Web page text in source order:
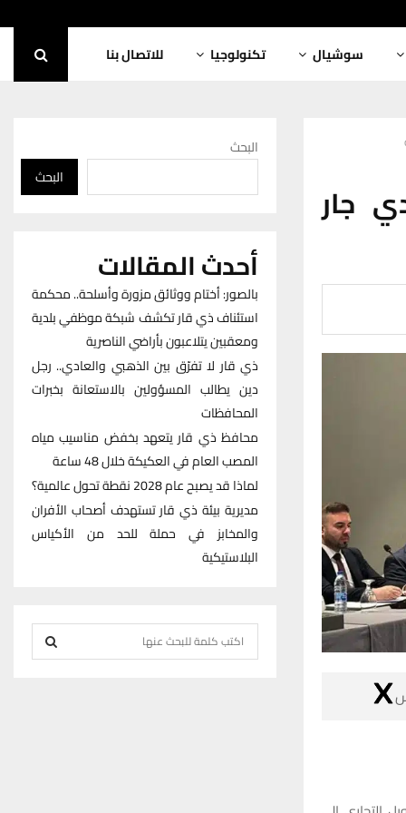
سوشيال تكنولوجيا للاتصال بنا
جار
البحث
البحث
أحدث المقالات
بالصور: أختام ووثائق مزورة وأسلحة.. محكمة
استئناف ذي قار تكشف شبكة موظفي بلدية
ومعقبين يتلاعبون بأراضي الناصرية
ذي قار لا تفرّق بين الذهبي والعادي.. رجل
دين يطالب المسؤولين بالاستعانة بخبرات
المحافظات
محافظ ذي قار يتعهد بخفض مناسيب مياه
المصب العام في العكيكة خلال 48 ساعة
لماذا قد يصبح عام 2028 نقطة تحول عالمية؟
مديرية بيئة ذي قار تستهدف أصحاب الأفران
والمخابز في حملة للحد من الأكياس
البلاستيكية
e